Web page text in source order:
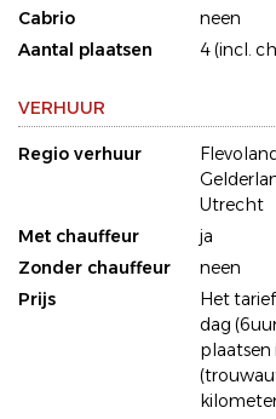
Cabrio
neen
Aantal plaatsen
4 (incl.
VERHUUR
Regio verhuur
Flevoland
Utrecht
Met chauffeur
ja
Zonder chauffeur
neen
Prijs
Het
dag
plaatsen